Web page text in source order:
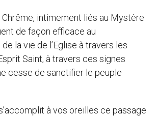
intimement liés au Mystère
de façon efficace au
la vie de l’Eglise à travers les
Saint, à travers ces signes
cesse de sanctifier le peuple
s’accomplit à vos oreilles ce passage